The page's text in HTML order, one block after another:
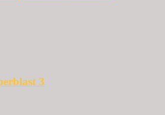
3